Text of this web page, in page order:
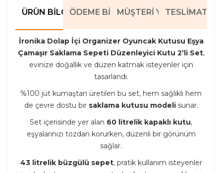
ÜRÜN BILGILERIÖDEME BILGILERIMÜŞTERI YORUMLARI
TESLIMAT
İronika Dolap İçi Organizer Oyuncak Kutusu Eşya
Çamaşır Saklama Sepeti Düzenleyici Kutu 2’li Set,
evinize doğallık ve düzen katmak isteyenler için
tasarlandı.
%100 jüt kumaştan üretilen bu set, hem sağlıklı hem
de çevre dostu bir saklama kutusu modelisunar.
Set içerisinde yer alan 60 litrelik kapaklı kutu,
eşyalarınızı tozdan korurken, düzenli bir görünüm
sağlar.
43 litrelik büzgülü sepet, pratik kullanım isteyenler